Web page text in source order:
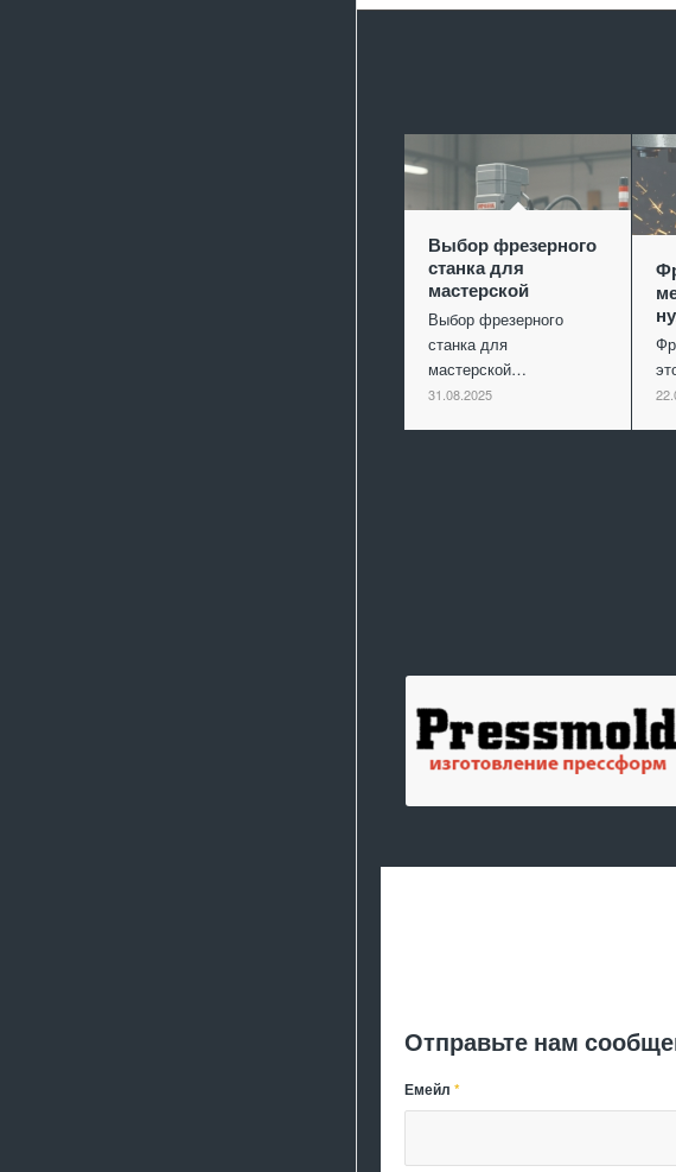
Выбор фрезерного
станка для
мастерской
Выбор фрезерного
станка для
мастерской…
31.08.2025
Отправьте нам
Емейл *